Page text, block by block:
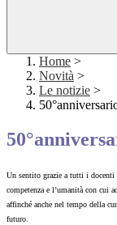
Home >
Novità >
Le notizie >
Un sentito grazie a tutti i docenti
competenza e l’umanità con cui
affinché anche nel tempo della
futuro.